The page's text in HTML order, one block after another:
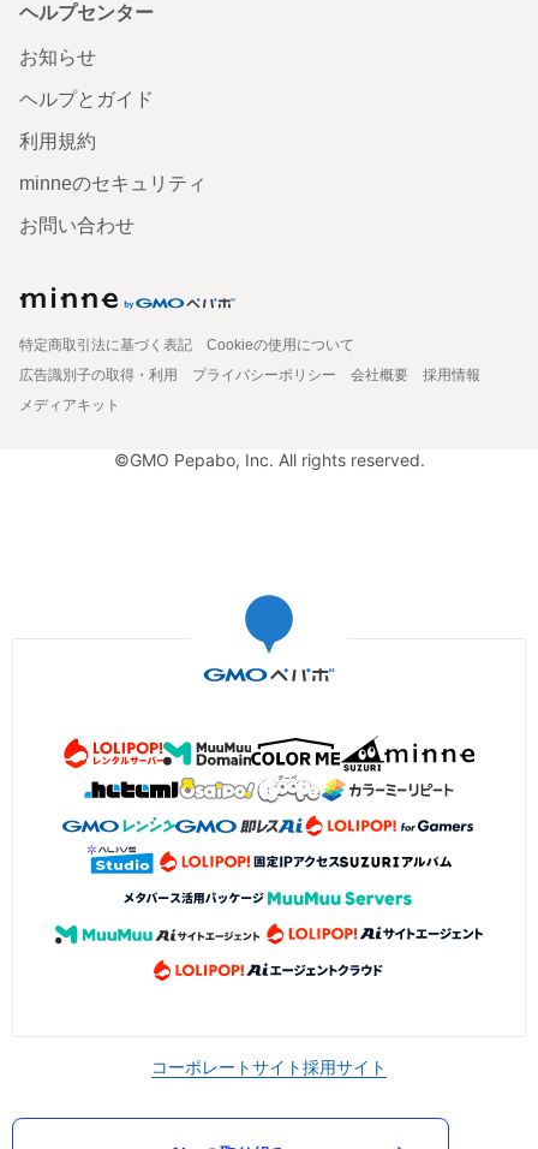
ヘルプセンター
お知らせ
ヘルプとガイド
利用規約
minneのセキュリティ
お問い合わせ
特定商取引法に基づく表記
Cookieの使用について
広告識別子の取得・利用
プライバシーポリシー 会社概要
採用情報
メディアキット
©GMO Pepabo, Inc. All rights reserved.
コーポレートサイト採用サイト